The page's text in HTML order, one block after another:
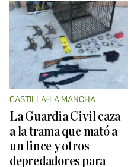
CASTILLA-LA MANCHA
La Guardia Civil caza
a la trama que mató a
un lince y otros
depredadores para